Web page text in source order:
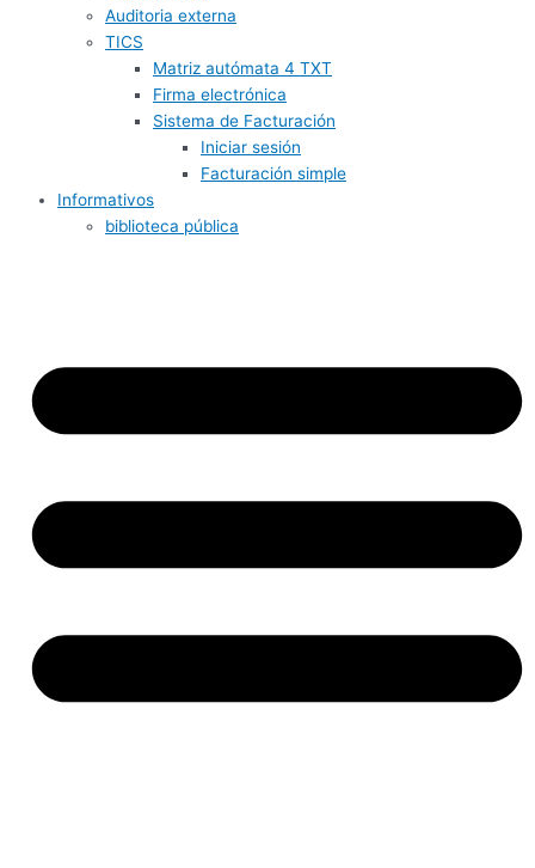
Auditoria externa
TICS
Matriz autómata 4 TXT
Firma electrónica
Sistema de Facturación
Iniciar sesión
Facturación simple
Informativos
biblioteca pública